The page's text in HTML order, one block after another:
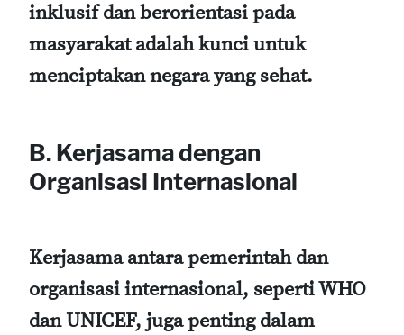
inklusif dan berorientasi pada
masyarakat adalah kunci untuk
menciptakan negara yang sehat.
B. Kerjasama dengan
Organisasi Internasional
Kerjasama antara pemerintah dan
organisasi internasional, seperti WHO
dan UNICEF, juga penting dalam